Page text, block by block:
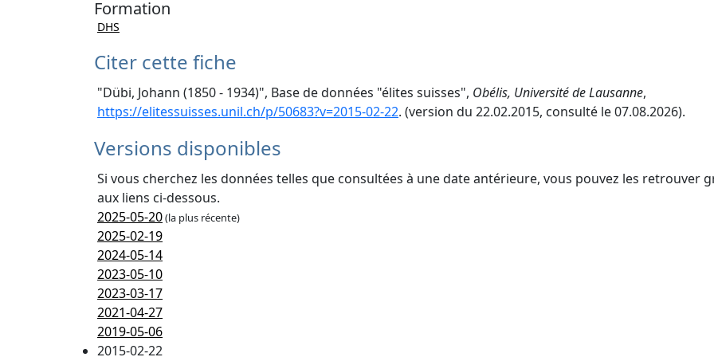
Formation
DHS
Citer cette fiche
"Dübi, Johann (1850 - 1934)", Base de données "élites suisses", Obélis, Université de Lausanne,
https://elitessuisses.unil.ch/p/50683?v=2015-02-22. (version du 22.02.2015, consulté le 07.08.2026).
Versions disponibles
Si vous cherchez les données telles que consultées à une date antérieure, vous pouvez les retrouver
aux liens ci-dessous.
2025-05-20(la plus récente)
2025-02-19
2024-05-14
2023-05-10
2023-03-17
2021-04-27
2019-05-06
2015-02-22